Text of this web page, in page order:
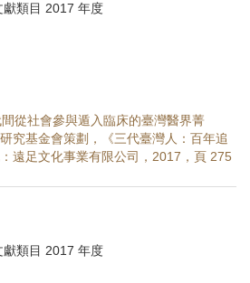
獻類目 2017 年度
從社會參與遁入臨床的臺灣醫界菁
究基金會策劃，《三代臺灣人：百年追
遠足文化事業有限公司，2017，頁 275
獻類目 2017 年度